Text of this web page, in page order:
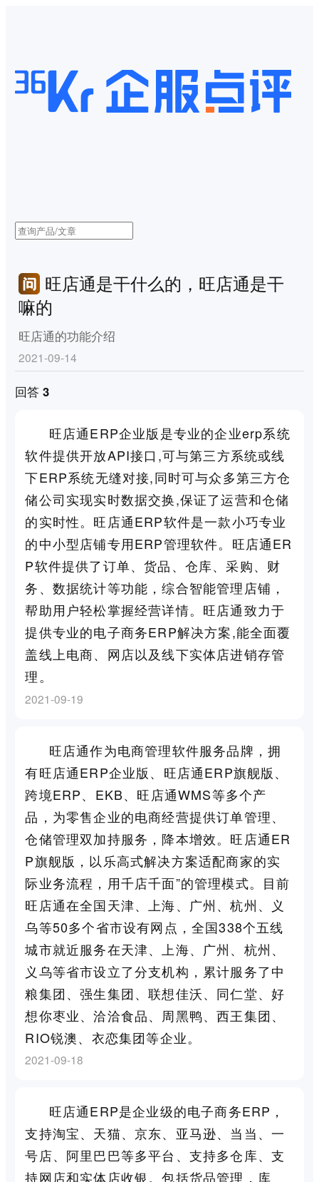
旺店通是干什么的，旺店通是干
嘛的
旺店通的功能介绍
2021-09-14
回答 3
旺店通ERP企业版是专业的企业erp系统
软件提供开放API接口,可与第三方系统或线
下ERP系统无缝对接,同时可与众多第三方仓
储公司实现实时数据交换,保证了运营和仓储
的实时性。旺店通ERP软件是一款小巧专业
的中小型店铺专用ERP管理软件。旺店通ER
P软件提供了订单、货品、仓库、采购、财
务、数据统计等功能，综合智能管理店铺，
帮助用户轻松掌握经营详情。旺店通致力于
提供专业的电子商务ERP解决方案,能全面覆
盖线上电商、网店以及线下实体店进销存管
理。
2021-09-19
旺店通作为电商管理软件服务品牌，拥
有旺店通ERP企业版、旺店通ERP旗舰版、
跨境ERP、EKB、旺店通WMS等多个产
品，为零售企业的电商经营提供订单管理、
仓储管理双加持服务，降本增效。旺店通ER
P旗舰版，以乐高式解决方案适配商家的实
际业务流程，用千店千面”的管理模式。目前
旺店通在全国天津、上海、广州、杭州、义
乌等50多个省市设有网点，全国338个五线
城市就近服务在天津、上海、广州、杭州、
义乌等省市设立了分支机构，累计服务了中
粮集团、强生集团、联想佳沃、同仁堂、好
想你枣业、洽洽食品、周黑鸭、西王集团、
RIO锐澳、衣恋集团等企业。
2021-09-18
旺店通ERP是企业级的电子商务ERP，
支持淘宝、天猫、京东、亚马逊、当当、一
号店、阿里巴巴等多平台、支持多仓库、支
持网店和实体店收银。包括货品管理，库